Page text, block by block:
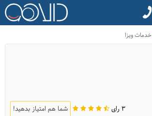
خدمات ویزا
3 رای
شما هم امتیاز بدهید!